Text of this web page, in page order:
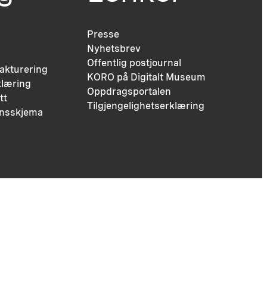
Presse
Nyhetsbrev
Offentlig postjournal
KORO på Digitalt Museum
Oppdragsportalen
Tilgjengelighetserklæring